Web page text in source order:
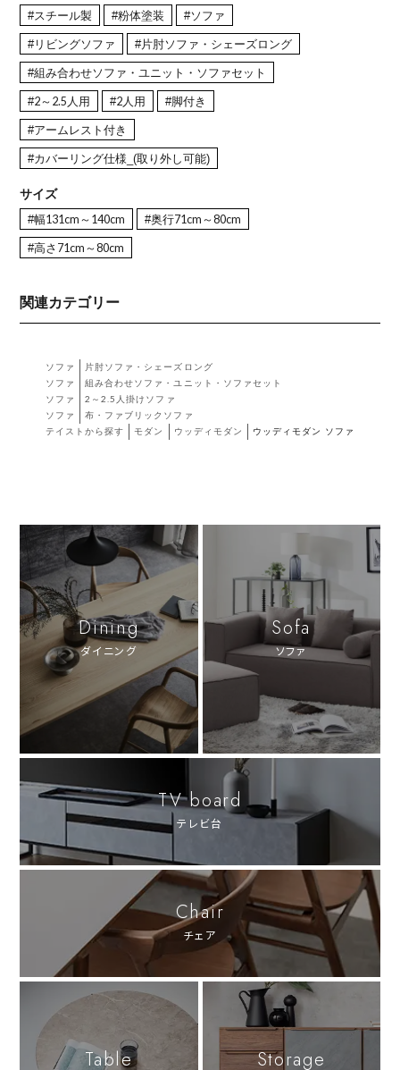
#スチール製 #粉体塗装 #ソファ
#リビングソファ #片肘ソファ・シェーズロング
#組み合わせソファ・ユニット・ソファセット
#2～2.5人用 #2人用 #脚付き
#アームレスト付き
#カバーリング仕様_(取り外し可能)
サイズ
#幅131cm～140cm #奥行71cm～80cm
#高さ71cm～80cm
関連カテゴリー
ソファ
片肘ソファ・シェーズロング
ソファ
組み合わせソファ・ユニット・ソファセット
ソファ
2～2.5人掛けソファ
ソファ
布・ファブリックソファ
テイストから探す
モダン ウッディモダン ウッディモダン ソファ
Dining
ダイニング
Sofa
ソファ
TV board
テレビ台
Chair
チェア
Table Storage